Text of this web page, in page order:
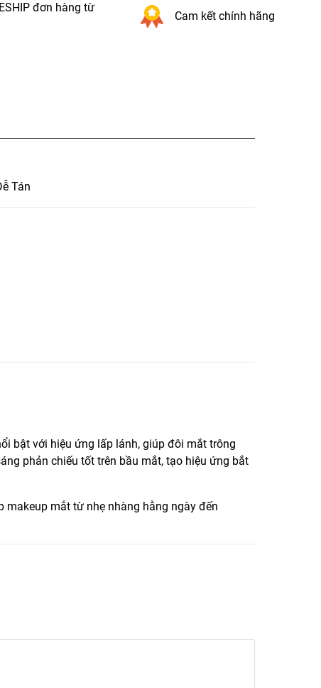
đơn hàng từ
Cam kết chính hãng
Tán
bật với hiệu ứng lấp lánh, giúp đôi mắt trông
phản chiếu tốt trên bầu mắt, tạo hiệu ứng bắt
makeup mắt từ nhẹ nhàng hằng ngày đến